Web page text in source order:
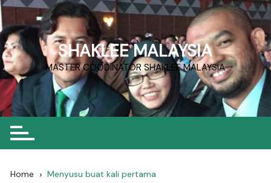
Skip
to
content
SHAKLEE MALAYSIA
MASTER COODINATOR SHAKLEE MALAYSIA
Home Menyusu buat kali pertama